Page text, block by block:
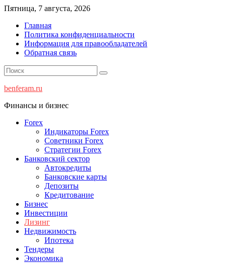
Перейти
содержимому
Пятница, 7 августа, 2026
Главная
Политика конфиденциальности
Информация для правообладателей
Обратная связь
benferam.ru
Финансы и бизнес
Forex
Индикаторы Forex
Советники Forex
Стратегии Forex
Банковский сектор
Автокредиты
Банковские карты
Депозиты
Кредитование
Бизнес
Инвестиции
Лизинг
Недвижимость
Ипотека
Тендеры
Экономика